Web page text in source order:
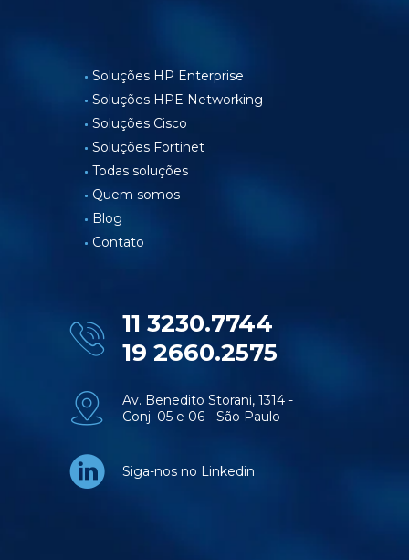
Soluções HP Enterprise
Soluções HPE Networking
Soluções Cisco
Soluções Fortinet
Todas soluções
Quem somos
Blog
Contato
11 3230.7744
19 2660.2575
Av. Benedito Storani, 1314 -
Conj. 05 e 06 - São Paulo
Siga-nos no Linkedin